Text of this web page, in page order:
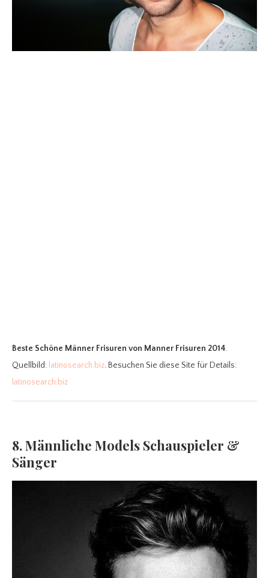
Beste Schöne Männer Frisuren von Manner Frisuren 2014.
Quellbild: latinosearch.biz. Besuchen Sie diese Site für Details:
latinosearch.biz
8. Männliche Models Schauspieler &
Sänger